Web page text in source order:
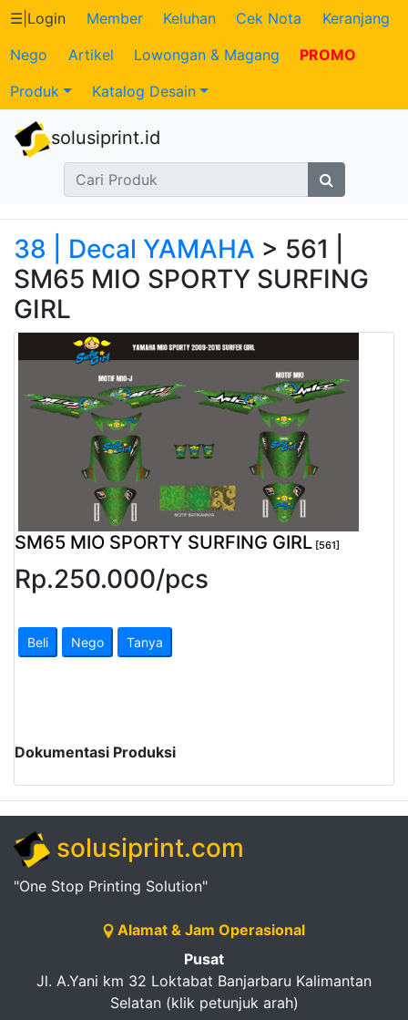
Katalog
Produk
Petugas
Transaksi
Tagihan
Berjalan
Pembayaran
Pendapatan
Password
Logout
☰ Login Member Keluhan Cek Nota
Keranjang
Nego
Artikel Lowongan & Magang
PROMO
Produk
Katalog Desain
solusiprint.id
38 | Decal YAMAHA > 561 |
SM65 MIO SPORTY SURFING
GIRL
SM65 MIO SPORTY SURFING GIRL [561]
Rp.250.000/pcs
Beli Nego Tanya
Dokumentasi Produksi
solusiprint.com
"One Stop Printing Solution"
Alamat & Jam Operasional
Pusat
Jl. A.Yani km 32 Loktabat Banjarbaru Kalimantan
Selatan (klik petunjuk arah)